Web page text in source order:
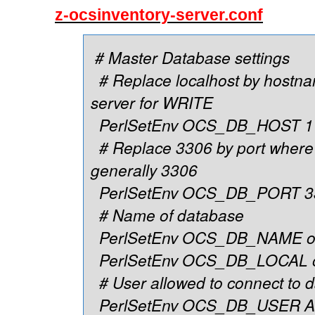
z-ocsinventory-server.conf
# Master Database settings
# Replace localhost by
server for WRITE
PerlSetEnv OCS_DB_HOST
# Replace 3306 by port
generally 3306
PerlSetEnv OCS_DB_PORT
# Name of database
PerlSetEnv OCS_DB_NAME
PerlSetEnv OCS_DB_LOCAL
# User allowed to connect to
PerlSetEnv OCS_DB_USER